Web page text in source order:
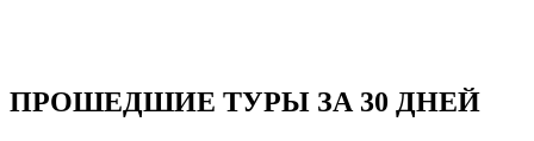
ПРОШЕДШИЕ ТУРЫ ЗА 30 ДНЕЙ